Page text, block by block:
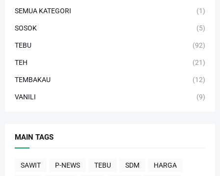
SEMUA KATEGORI (1)
SOSOK (5)
TEBU (92)
TEH (21)
TEMBAKAU (12)
VANILI (9)
MAIN TAGS
SAWIT P-NEWS TEBU SDM HARGA